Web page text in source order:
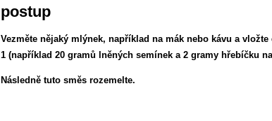
postup
Vezměte nějaký mlýnek, například na mák nebo kávu a
1 (například 20 gramů lněných semínek a 2 gramy hřebíčku
Následně tuto směs rozemelte.